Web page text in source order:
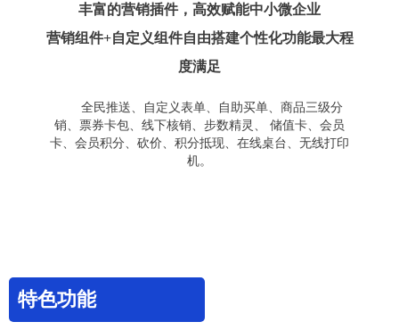
丰富的营销插件，高效赋能中小微企业
营销组件+自定义组件自由搭建个性化功能最大程
度满足
全民推送、自定义表单、自助买单、商品三级分
销、票券卡包、线下核销、步数精灵、 储值卡、会员
卡、会员积分、砍价、积分抵现、在线桌台、无线打印
机。
特色功能